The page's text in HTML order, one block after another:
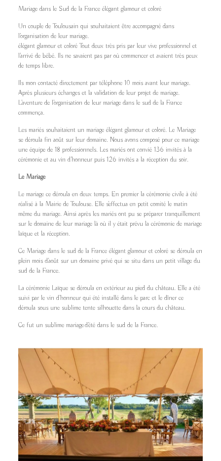
Mariage dans le Sud de la France élégant glamour et coloré
Un couple de Toulousain qui souhaitaient être accompagné dans
l’organisation de leur mariage.
élégant glamour et coloré Tout deux très pris par leur vive professionnel et
l’arrivé de bébé. Ils ne savaient pas par où commencer et avaient très peux
de temps libre.
Ils mon contacté directement par téléphone 10 mois avant leur mariage.
Après plusieurs échanges et la validation de leur projet de mariage.
L’aventure de l’organisation de leur mariage dans le sud de la France
commença.
Les mariés souhaitaient un mariage élégant glamour et coloré. Le Mariage
se déroula fin août sur leur domaine. Nous avons composé pour ce mariage
une équipe de 18 professionnels. Les mariés ont convié 136 invités à la
cérémonie et au vin d’honneur puis 126 invités a la réception du soir.
Le Mariage
Le mariage ce déroula en deux temps. En premier la cérémonie civile à été
réalisé à la Mairie de Toulouse. Elle s’effectua en petit comité le matin
même du mariage. Ainsi après les mariés ont pu se préparer tranquillement
sur le domaine de leur mariage là où il y était prévu la cérémonie de mariage
laïque et la réception.
Ce Mariage dans le sud de la France élégant glamour et coloré se déroula en
plein mois d’août sur un domaine privé qui se situ dans un petit village du
sud de la France.
La cérémonie Laïque se déroula en extérieur au pied du château. Elle a été
suivi par le vin d’honneur qui été installé dans le parc et le dîner ce
déroula sous une sublime tente silhouette dans la cours du château.
Ce fut un sublime mariage d’été dans le sud de la France.